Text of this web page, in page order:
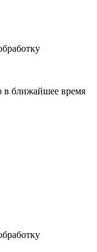
ближайшее время